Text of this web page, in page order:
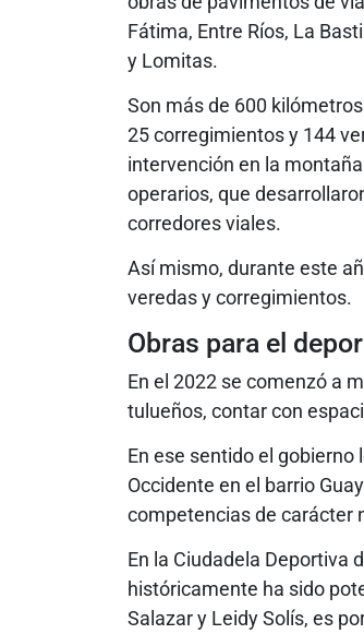
Fátima, Entre Ríos, La
y Lomitas.
Son más de 600
25 corregimientos y 144
intervención en la
operarios, que
corredores viales.
Así mismo, durante este
veredas y corregimientos.
Obras para el
En el 2022 se comenzó a
tulueños, contar con
En ese sentido el
Occidente en el barrio
competencias de carácter
En la Ciudadela Deportiva
históricamente ha sido
Salazar y Leidy Solís, es